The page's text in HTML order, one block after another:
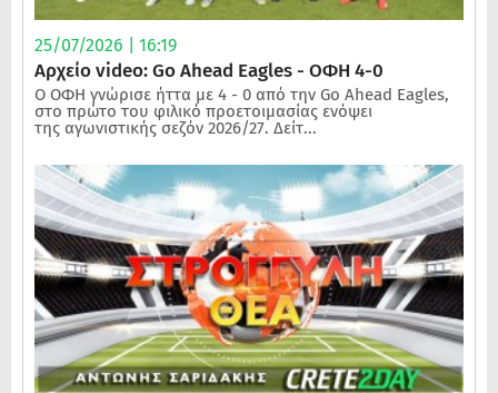
25/07/2026 | 16:19
Αρχείο video: Go Ahead Eagles - ΟΦΗ 4-0
Ο ΟΦΗ γνώρισε ήττα με 4 - 0 από την Go Ahead Eagles,
στο πρώτο του φιλικό προετοιμασίας ενόψει
της αγωνιστικής σεζόν 2026/27. Δείτ...